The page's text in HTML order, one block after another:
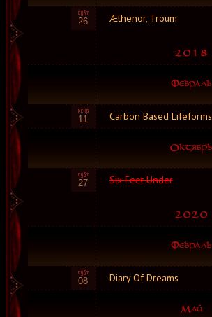
26 Æthenor, Troum
11 Carbon Based Lifeforms
27 Six Feet Under
08 Diary Of Dreams